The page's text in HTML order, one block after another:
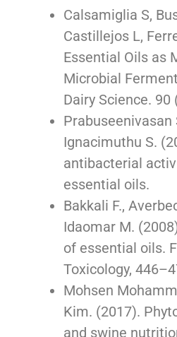
Calsamiglia S,
Castillejos L,
Essential Oils as
Microbial
Dairy Science. 90
Prabuseenivasan
Ignacimuthu S.
antibacterial
essential oils.
Bakkali F.,
Idaomar M.
of essential oils.
Toxicology,
Mohsen
Kim. (2017).
and swine